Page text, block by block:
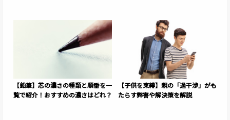
【鉛筆】芯の濃さの種類と順番を一
覧で紹介！おすすめの濃さはどれ？
【子供を束縛】親の「過干渉」がも
たらす弊害や解決策を解説